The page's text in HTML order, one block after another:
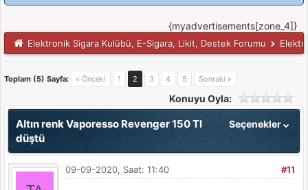
{myadvertisements[zone_4]}
Elektronik Sigara Kulübü, E-Sigara, Likit, Destek Forumu
Toplam (5) Sayfa: « Önceki 1 2 3 4 5 Sonraki »
Konuyu Oyla:
Seçenekler
Altın renk Vaporesso Revenger 150 Tl
düştü
#11
09-09-2020, Saat: 11:40